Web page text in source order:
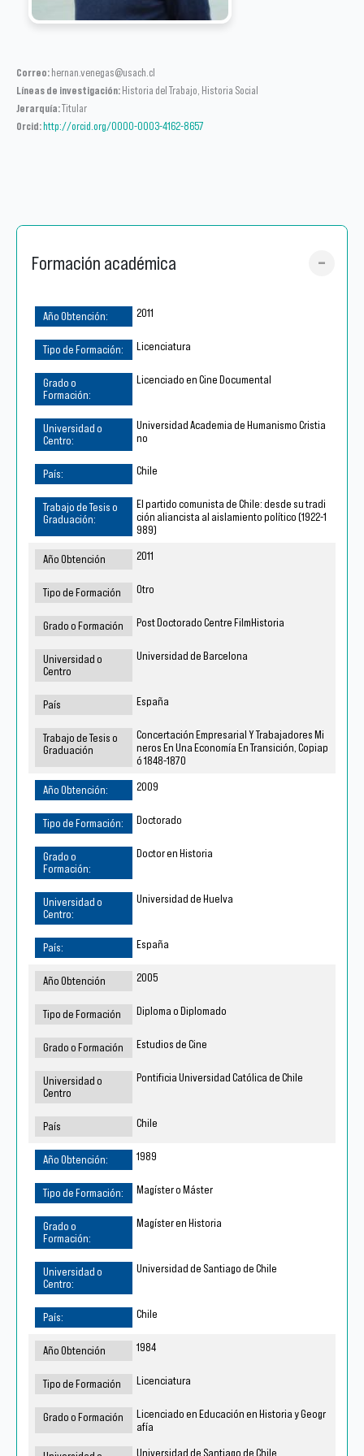
Correo: hernan.venegas@usach.cl
Líneas de investigación: Historia del Trabajo, Historia Social
Jerarquía:Titular
Orcid: http://orcid.org/0000-0003-4162-8657
Formación académica
2011
Licenciatura
Licenciado en Cine Documental
Universidad Academia de Humanismo Cristia
no
Chile
El partido comunista de Chile: desde su tradi
ción aliancista al aislamiento político (1922-1
989)
2011
Otro
Post Doctorado Centre FilmHistoria
Universidad de Barcelona
España
Concertación Empresarial Y Trabajadores Mi
neros En Una Economía En Transición, Copiap
ó 1848-1870
2009
Doctorado
Doctor en Historia
Universidad de Huelva
España
2005
Diploma o Diplomado
Estudios de Cine
Pontificia Universidad Católica de Chile
Chile
1989
Magíster o Máster
Magíster en Historia
Universidad de Santiago de Chile
Chile
1984
Licenciatura
Licenciado en Educación en Historia y Geogr
afía
Universidad de Santiago de Chile